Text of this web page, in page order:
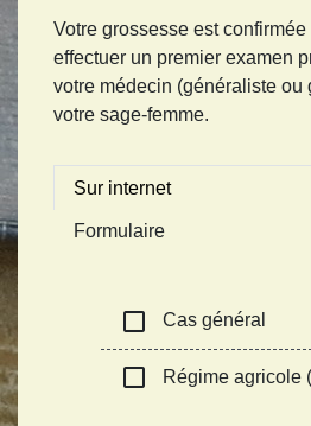
Votre grossesse est
effectuer un premier examen
votre médecin (généraliste ou
votre sage-femme.
Sur internet
Formulaire
check_box_outline_blank Cas général
check_box_outline_blank Régime agricole